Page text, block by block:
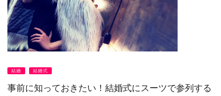
結婚 結婚式
事前に知っておきたい！結婚式にスーツで参列する